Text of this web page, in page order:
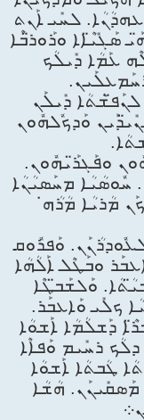
ܠܚܺܝ ܐܰܢܬ
ܣܰܓܺܝ̈ܶܐܐ ܘܪܰܘܪ̈ܒܶܐ
ܥܰܡܳܐ ܕܺܝܠܳܟ
ܠܢܰܦ̈ܫܳܬܳܐ ܕܺܝܠܰܢ
ܘܰܕܟܽܠܗܽܘܢ
ܘܦܰܓܪ̈ܰܝܗܽܘܢ.
ܚܽܘܣܳܝܳܐ ܡܚܰܣܝܳܢܳܐ
ܡܳܪܝܳܐ ܡܳܪܳܗ̇
ܘܰܦܪܽܘܩ
ܘܒܰܛܶܠ ܐܰ‌ܠܳܗܳܐ
ܘܰܠܫܰܒ̈ܛܶܐ
ܟܠܺܝ ܘܰܐܥܒܰܪ.
ܕܰܫܠܳܡܳܐ ܐܰܫܘܳܐ
ܪܚܺܝܡ ܘܰܦܐܶܐ
ܛܳܒܬܳܐ ܐܰܫܘܳܐ
ܗܳܫܳܐ